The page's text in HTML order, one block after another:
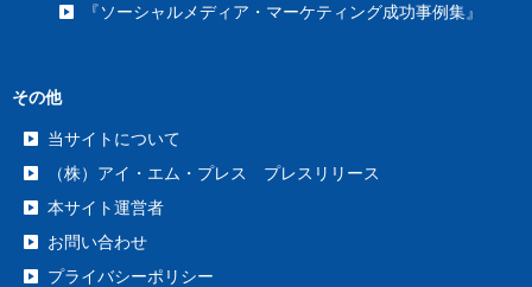
『ソーシャルメディア・マーケティング成功事例集』
その他
当サイトについて
（株）アイ・エム・プレス プレスリリース
本サイト運営者
お問い合わせ
プライバシーポリシー